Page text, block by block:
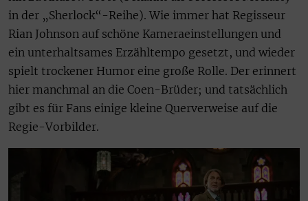
in der „Sherlock“-Reihe). Wie immer hat Regisseur
Rian Johnson auf schöne Kameraeinstellungen und
ein unterhaltsames Erzähltempo gesetzt, und wieder
spielt trockener Humor eine große Rolle. Der erinnert
hier manchmal an die Coen-Brüder; und tatsächlich
gibt es für Fans einige kleine Querverweise auf die
Regie-Vorbilder.